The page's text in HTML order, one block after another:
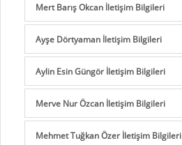
Mert Barış Okcan İletişim Bilgileri
Ayşe Dörtyaman İletişim Bilgileri
Aylin Esin Güngör İletişim Bilgileri
Merve Nur Özcan İletişim Bilgileri
Mehmet Tuğkan Özer İletişim Bilgileri